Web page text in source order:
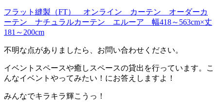
フラット縫製（FT） オンライン カーテン オーダーカ
ーテン ナチュラルカーテン エルーア 幅418～563cm×丈
181～200cm
不明な点がありましたら、お問い合わせください。
イベントスペースや癒しスペースの貸出を行っています。こ
んなイベントやってみたい！にお答えしますよ！
みんなでキラキラ輝こうっ！